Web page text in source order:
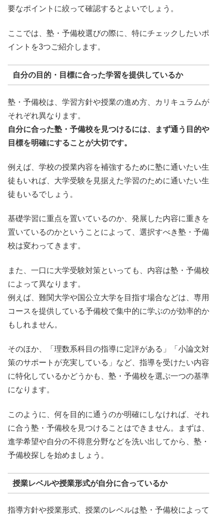
要なポイントに絞って確認するとよいでしょう。
ここでは、塾・予備校選びの際に、特にチェックしたいポ
イントを3つご紹介します。
自分の目的・目標に合った学習を提供しているか
塾・予備校は、学習方針や授業の進め方、カリキュラムが
それぞれ異なります。
自分に合った塾・予備校を見つけるには、まず通う目的や
目標を明確にすることが大切です。
例えば、学校の授業内容を補強するために塾に通いたい生
徒もいれば、大学受験を見据えた学習のために通いたい生
徒もいるでしょう。
基礎学習に重点を置いているのか、発展した内容に重きを
置いているのかということによって、選択すべき塾・予備
校は変わってきます。
また、一口に大学受験対策といっても、内容は塾・予備校
によって異なります。
例えば、難関大学や国公立大学を目指す場合などは、専用
コースを提供している予備校で集中的に学ぶのが効率的か
もしれません。
そのほか、「理数系科目の指導に定評がある」「小論文対
策のサポートが充実している」など、指導を受けたい内容
に特化しているかどうかも、塾・予備校を選ぶ一つの基準
になります。
このように、何を目的に通うのか明確にしなければ、それ
に合う塾・予備校を見つけることはできません。まずは、
進学希望や自分の不得意分野などを洗い出してから、塾・
予備校探しを始めましょう。
授業レベルや授業形式が自分に合っているか
指導方針や授業形式、授業のレベルは塾・予備校によって